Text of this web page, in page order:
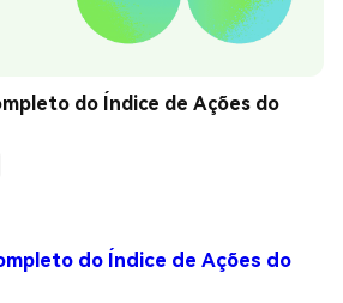
do Índice de Ações do
do Índice de Ações do